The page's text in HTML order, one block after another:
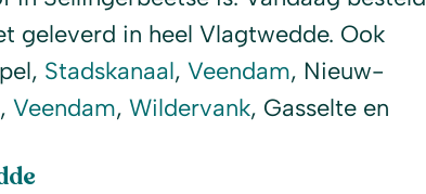
geleverd in heel Vlagtwedde. Ook
Stadskanaal, Veendam, Nieuw-
, Veendam, Wildervank, Gasselte en